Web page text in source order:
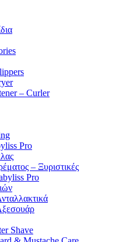
– Curler
Pro
– Ξυριστικές
Pro
Shave